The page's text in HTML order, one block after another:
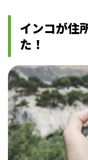
インコが住
た！